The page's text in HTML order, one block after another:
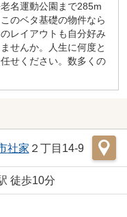
名運動公園まで285m
のベタ基礎の物件なら
レイアウトも自分好み
せんか。人生に何度と
せください。数多くの
社家 ２丁目14-9
徒歩10分